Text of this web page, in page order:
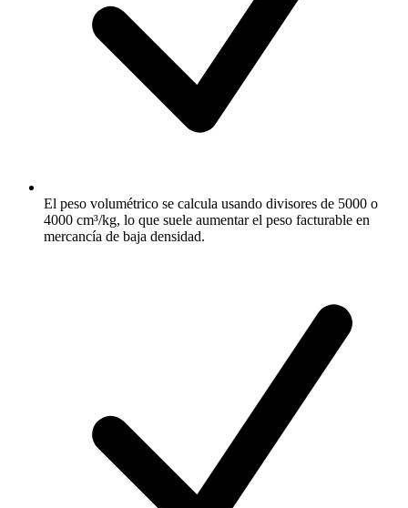
El peso volumétrico se calcula usando divisores de 5000 o
4000 cm³/kg, lo que suele aumentar el peso facturable en
mercancía de baja densidad.